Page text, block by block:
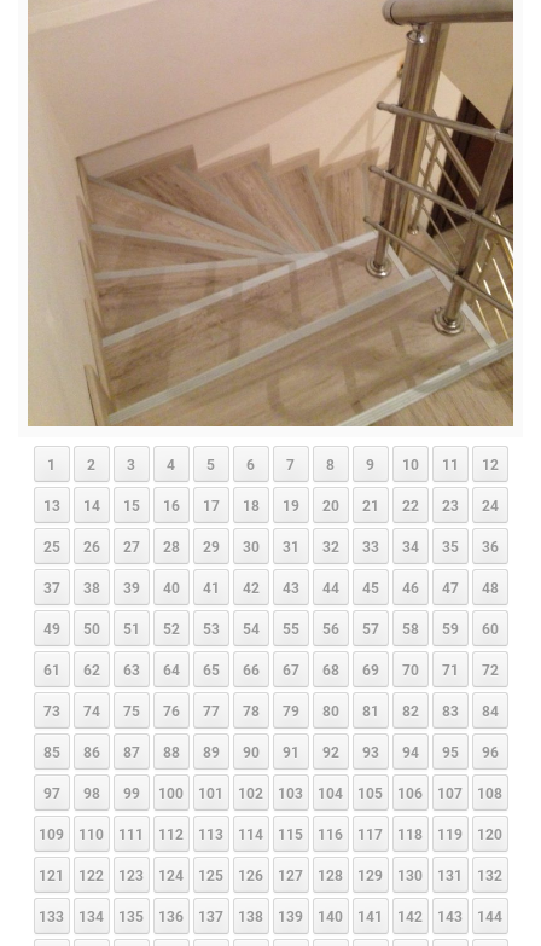
1 2 3 4 5 6 7 8 9 10 11 12
13 14 15 16 17 18 19 20 21 22 23 24
25 26 27 28 29 30 31 32 33 34 35 36
37 38 39 40 41 42 43 44 45 46 47 48
49 50 51 52 53 54 55 56 57 58 59 60
61 62 63 64 65 66 67 68 69 70 71 72
73 74 75 76 77 78 79 80 81 82 83 84
85 86 87 88 89 90 91 92 93 94 95 96
97 98 99 100 101 102 103 104 105 106 107 108
109 110 111 112 113 114 115 116 117 118 119 120
121 122 123 124 125 126 127 128 129 130 131 132
133 134 135 136 137 138 139 140 141 142 143 144